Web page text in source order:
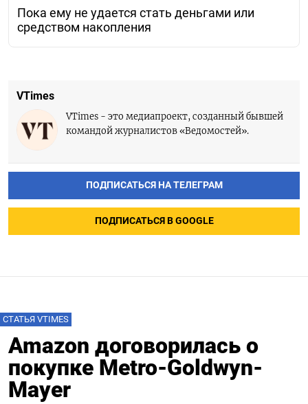
Пока ему не удается стать деньгами или
средством накопления
VTimes
VTimes - это медиапроект, созданный бывшей
командой журналистов «Ведомостей».
ПОДПИСАТЬСЯ НА ТЕЛЕГРАМ
ПОДПИСАТЬСЯ В GOOGLE
СТАТЬЯ VTIMES
Amazon договорилась о
покупке Metro-Goldwyn-
Mayer